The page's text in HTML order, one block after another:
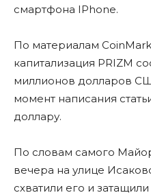
смартфона IPhone.
По материалам
капитализация PRIZM
миллионов долларов
момент написания
доллару.
По словам самого
вечера на улице
схватили его и